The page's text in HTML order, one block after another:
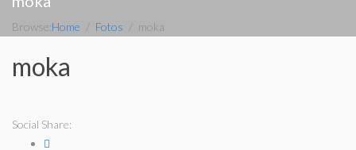
Browse:Home Fotos moka
moka
Social Share: